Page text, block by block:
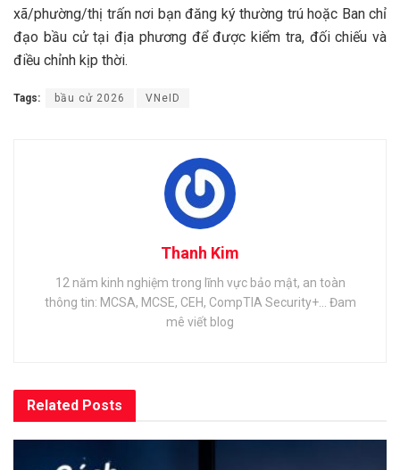
xã/phường/thị trấn nơi bạn đăng ký thường trú hoặc Ban chỉ
đạo bầu cử tại địa phương để được kiểm tra, đối chiếu và
điều chỉnh kịp thời.
Tags: bầu cử 2026 VNeID
Thanh Kim
12 năm kinh nghiệm trong lĩnh vực bảo mật, an toàn
thông tin: MCSA, MCSE, CEH, CompTIA Security+... Đam
mê viết blog
Related Posts